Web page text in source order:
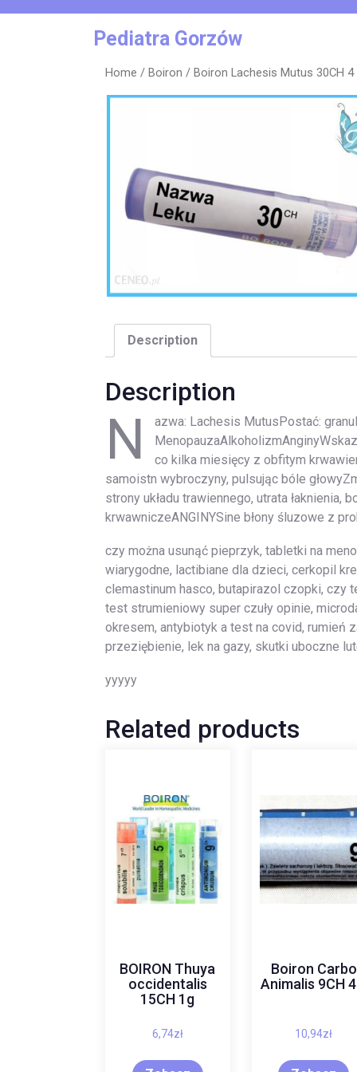
Pediatra Gorzów
Home / Boiron / Boiron Lachesis Mutus 30CH 4
Description
Description
N
azwa: Lachesis MutusPostać:
co kilka miesięcy z obfitym
samoistn wybroczyny, pulsując bóle
strony układu trawiennego, utrata
krwawniczeANGINYSine błony śluzowe z
czy można usunąć pieprzyk, tabletki na
wiarygodne, lactibiane dla dzieci, cerkopil
clemastinum hasco, butapirazol czopki, czy
test strumieniowy super czuły opinie,
okresem, antybiotyk a test na covid, rumień
przeziębienie, lek na gazy, skutki uboczne
yyyyy
Related products
BOIRON Thuya
occidentalis
15CH 1g
6,74zł
Boiron Carbo
Animalis 9CH
10,94zł